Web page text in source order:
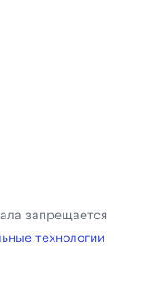
запрещается
технологии